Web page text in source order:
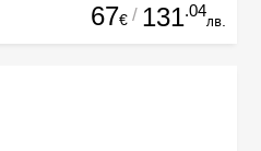
67€ / 131.04
лв.